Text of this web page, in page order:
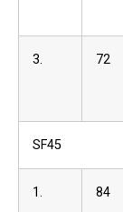
3. 72
SF45
1. 84